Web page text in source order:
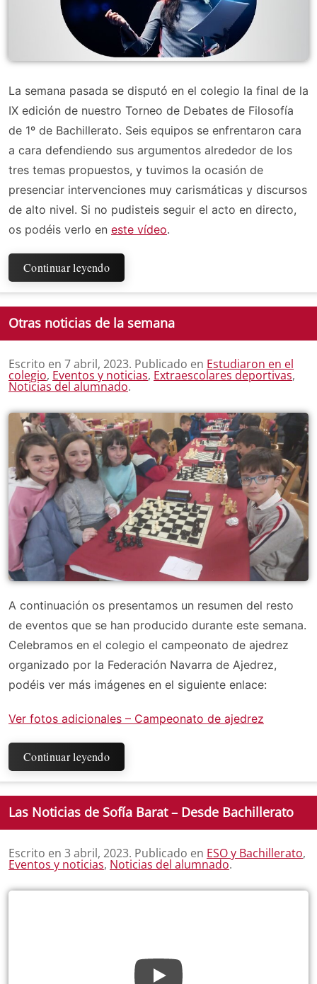
La semana pasada se disputó en el colegio la final de la
IX edición de nuestro Torneo de Debates de Filosofía
de 1º de Bachillerato. Seis equipos se enfrentaron cara
a cara defendiendo sus argumentos alrededor de los
tres temas propuestos, y tuvimos la ocasión de
presenciar intervenciones muy carismáticas y discursos
de alto nivel. Si no pudisteis seguir el acto en directo,
os podéis verlo en este vídeo.
Continuar leyendo
Otras noticias de la semana
Escrito en 7 abril, 2023. Publicado en Estudiaron en el
colegio, Eventos y noticias, Extraescolares deportivas,
Noticias del alumnado.
A continuación os presentamos un resumen del resto
de eventos que se han producido durante este semana.
Celebramos en el colegio el campeonato de ajedrez
organizado por la Federación Navarra de Ajedrez,
podéis ver más imágenes en el siguiente enlace:
Ver fotos adicionales – Campeonato de ajedrez
Continuar leyendo
Las Noticias de Sofía Barat – Desde Bachillerato
Escrito en 3 abril, 2023. Publicado en ESO y Bachillerato,
Eventos y noticias, Noticias del alumnado.